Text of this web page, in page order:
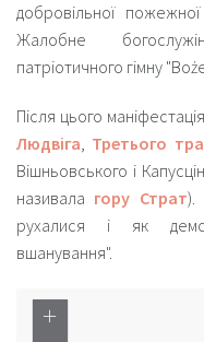
добровільної
Жалобне
патріотичного гімну
Після цього
Людвіга, Третього
Вішньовського і
називала гору Страт).
рухалися і як
вшанування".